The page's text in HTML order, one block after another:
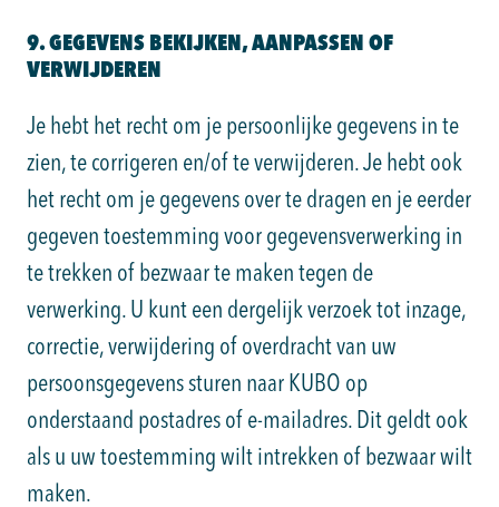
9. GEGEVENS BEKIJKEN, AANPASSEN OF
VERWIJDEREN
Je hebt het recht om je persoonlijke gegevens in te
zien, te corrigeren en/of te verwijderen. Je hebt ook
het recht om je gegevens over te dragen en je eerder
gegeven toestemming voor gegevensverwerking in
te trekken of bezwaar te maken tegen de
verwerking. U kunt een dergelijk verzoek tot inzage,
correctie, verwijdering of overdracht van uw
persoonsgegevens sturen naar KUBO op
onderstaand postadres of e-mailadres. Dit geldt ook
als u uw toestemming wilt intrekken of bezwaar wilt
maken.